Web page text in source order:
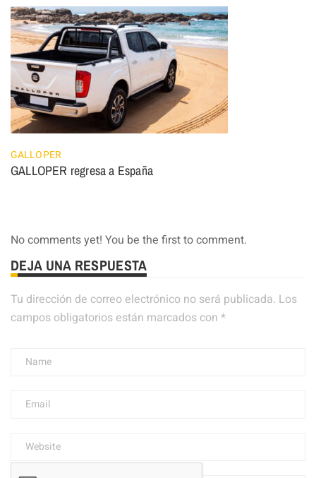
GALLOPER
GALLOPER regresa a España
No comments yet! You be the first to comment.
DEJA UNA RESPUESTA
Tu dirección de correo electrónico no será publicada. Los
campos obligatorios están marcados con *